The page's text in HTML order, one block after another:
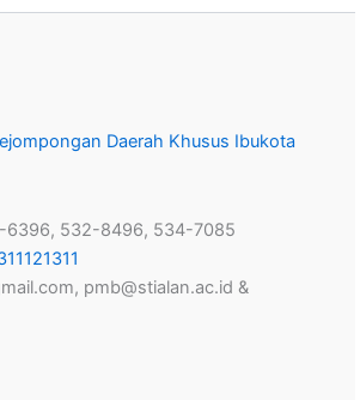
Daerah Khusus Ibukota
6396, 532-8496, 534-7085
pmb@stialan.ac.id &